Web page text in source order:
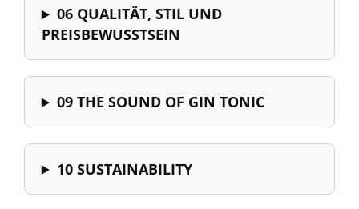
06 QUALITÄT, STIL UND
PREISBEWUSSTSEIN
09 THE SOUND OF GIN TONIC
10 SUSTAINABILITY